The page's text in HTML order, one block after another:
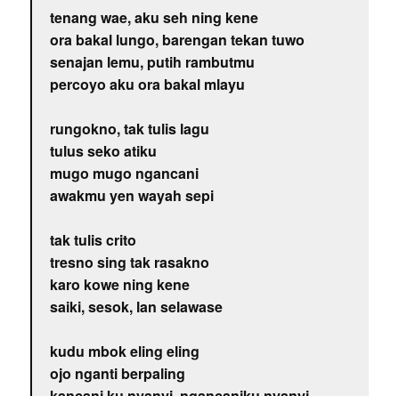
tenang wae, aku seh ning kene
ora bakal lungo, barengan tekan tuwo
senajan lemu, putih rambutmu
percoyo aku ora bakal mlayu
rungokno, tak tulis lagu
tulus seko atiku
mugo mugo ngancani
awakmu yen wayah sepi
tak tulis crito
tresno sing tak rasakno
karo kowe ning kene
saiki, sesok, lan selawase
kudu mbok eling eling
ojo nganti berpaling